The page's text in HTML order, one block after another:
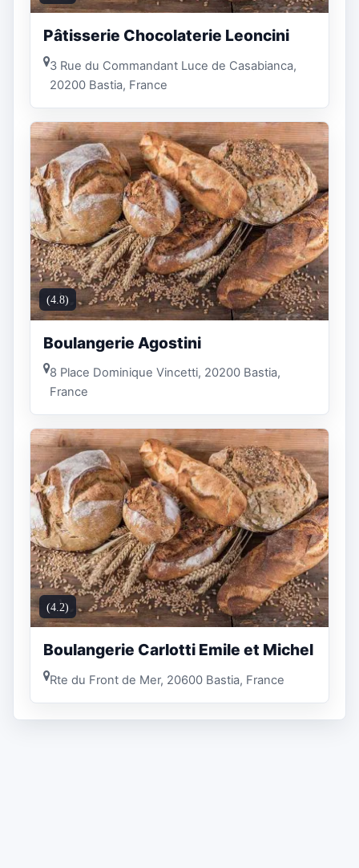
Pâtisserie Chocolaterie Leoncini
3 Rue du Commandant Luce de Casabianca,
20200 Bastia, France
(4.8)
Boulangerie Agostini
8 Place Dominique Vincetti, 20200 Bastia,
France
(4.2)
Boulangerie Carlotti Emile et Michel
Rte du Front de Mer, 20600 Bastia, France